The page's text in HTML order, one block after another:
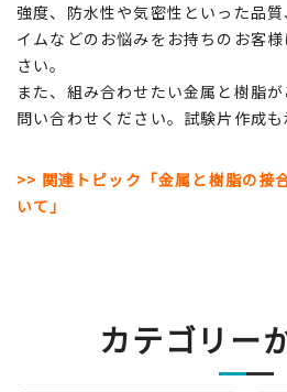
強度、防水性や気密性といった品
イムなどのお悩みをお持ちのお客
さい。
また、組み合わせたい金属と樹脂
問い合わせください。試験片作成も
>> 関連トピック「金属と樹脂の接
いて」
カテゴリー